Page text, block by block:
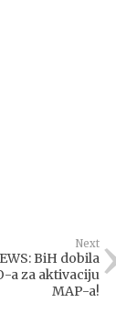
Next
BiH dobila
a za aktivaciju
MAP-a!